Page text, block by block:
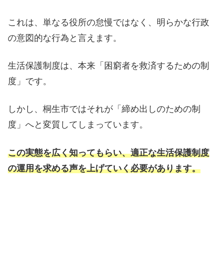
これは、単なる役所の怠慢ではなく、明らかな行政
の意図的な行為と言えます。
生活保護制度は、本来「困窮者を救済するための制
度」です。
しかし、桐生市ではそれが「締め出しのための制
度」へと変質してしまっています。
この実態を広く知ってもらい、適正な生活保護制度
の運用を求める声を上げていく必要があります。